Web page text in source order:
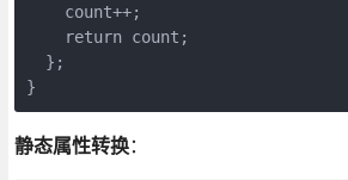
    count++;
    return count;
  };
}
静态属性转换：